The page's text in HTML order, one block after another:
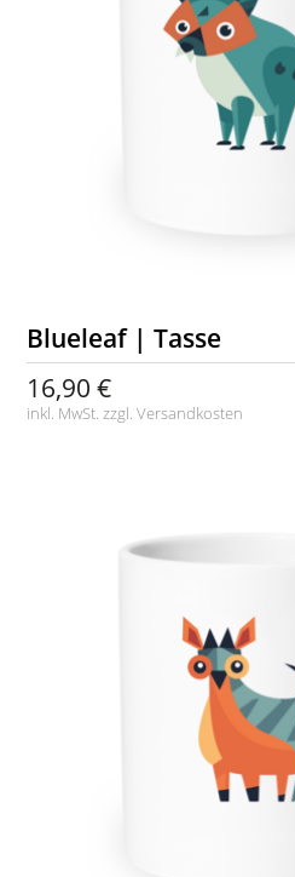
Blueleaf | Tasse
16,90 €
inkl. MwSt. zzgl.Versandkosten